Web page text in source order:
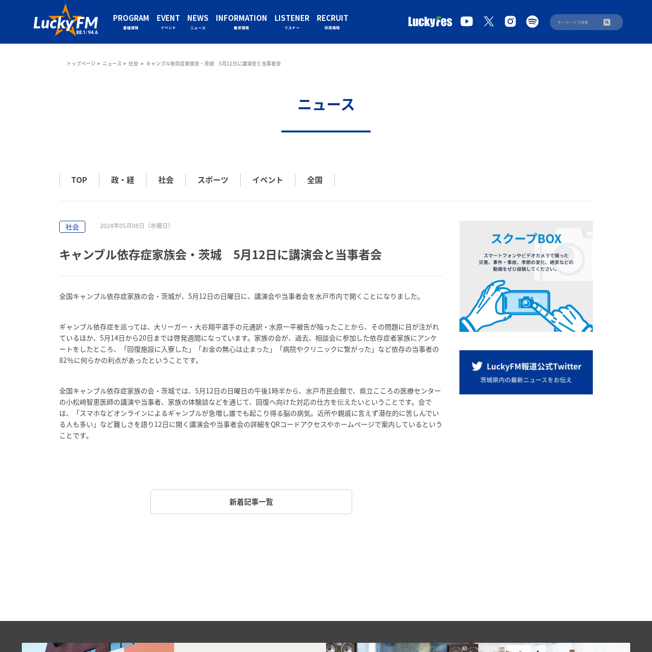
PROGRAM
番組情報
EVENT
イベント
NEWS
ニュース
INFORMATION
最新情報
LISTENER
リスナー
RECRUIT
採用情報
トップページ ニュース 社会 キャンブル依存症家族会・茨城 5月12日に講演会と当事者会
ニュース
TOP 政・経 社会 スポーツ イベント 全国
社会 2024年05月08日（水曜日）
キャンブル依存症家族会・茨城 5月12日に講演会と当事者会
全国キャンブル依存症家族の会・茨城が、5月12日の日曜日に、講演会や当事者会を水戸市内で開くことになりました。
ギャンブル依存症を巡っては、大リーガー・大谷翔平選手の元通訳・水原一平被告が陥ったことから、その問題に目が注がれ
ているほか、5月14日から20日までは啓発週間になっています。家族の会が、過去、相談会に参加した依存症者家族にアンケ
ートをしたところ、「回復施設に入寮した」「お金の無心は止まった」「病院やクリニックに繋がった」など依存の当事者の
82％に何らかの利点があったということです。
全国キャンブル依存症家族の会・茨城では、5月12日の日曜日の午後1時半から、水戸市民会館で、県立こころの医療センター
の小松﨑智恵医師の講演や当事者、家族の体験談などを通じて、回復へ向けた対応の仕方を伝えたいということです。会で
は、「スマホなどオンラインによるギャンブルが急増し誰でも起こり得る脳の病気。近所や親戚に言えず潜在的に苦しんでい
る人も多い」など難しさを語り12日に開く講演会や当事者会の詳細をQRコードアクセスやホームページで案内しているという
ことです。
新着記事一覧